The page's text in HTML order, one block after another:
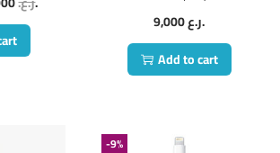
9,000
ر.ع.
Add to cart
-9%